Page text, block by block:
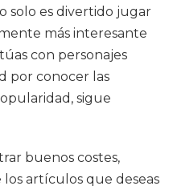
solo es divertido jugar
más interesante
con personajes
por conocer las
sigue
buenos costes,
artículos que deseas